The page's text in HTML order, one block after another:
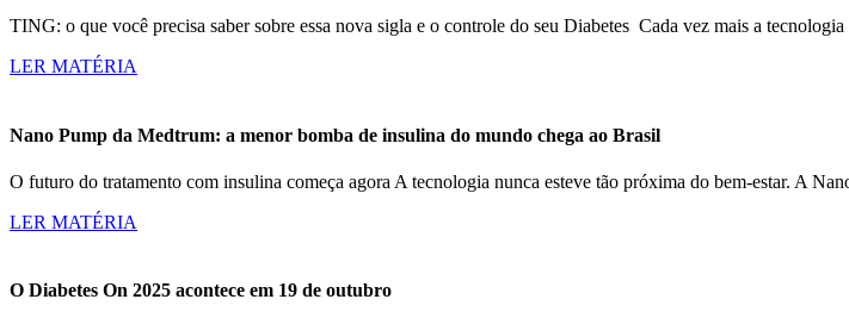
TING: o que você precisa saber sobre essa nova sigla e o controle do seu Diabetes Cada vez mais a
LER MATÉRIA
Nano Pump da Medtrum: a menor bomba de insulina do mundo chega ao Brasil
O futuro do tratamento com insulina começa agora A tecnologia nunca esteve tão próxima do bem-estar. A
LER MATÉRIA
O Diabetes On 2025 acontece em 19 de outubro